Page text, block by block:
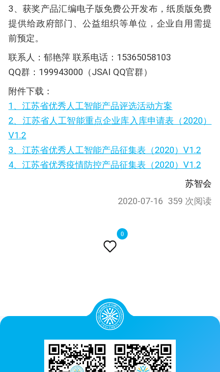

0
3、获奖产品汇编电子版免费公开发布，纸质版免费
提供给政府部门、公益组织等单位，企业自用需提
前预定。
联系人：郁艳萍 联系电话：15365058103
QQ群：199943000（JSAI QQ官群）
附件下载：
1、江苏省优秀人工智能产品评选活动方案
2、江苏省人工智能重点企业库入库申请表（2020）
V1.2
3、江苏省优秀人工智能产品征集表（2020）V1.2
4、江苏省优秀疫情防控产品征集表（2020）V1.2
苏智会
2020-07-16 359 次阅读